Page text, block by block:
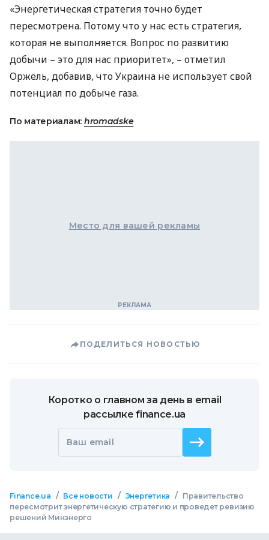
«Энергетическая стратегия точно будет
пересмотрена. Потому что у нас есть стратегия,
которая не выполняется. Вопрос по развитию
добычи – это для нас приоритет», – отметил
Оржель, добавив, что Украина не использует свой
потенциал по добыче газа.
По материалам: hromadske
Место для вашей рекламы
ПОДЕЛИТЬСЯ НОВОСТЬЮ
Коротко о главном за день в email
рассылке finance.ua
Ваш email
Finance.ua / Все новости / Энергетика /
Правительство
пересмотрит энергетическую стратегию и проведет ревизию
решений Минэнерго